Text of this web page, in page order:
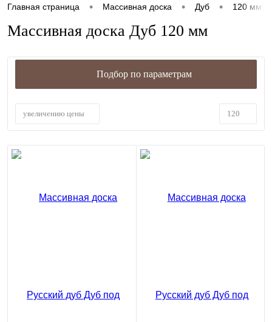
Главная страница • Массивная доска • Дуб • 120 мм
Массивная доска Дуб 120 мм
Подбор по параметрам
увеличению цены 120